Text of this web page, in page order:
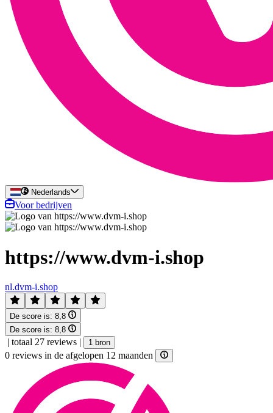
Nederlands
Voor bedrijven
https://www.dvm-i.shop
nl.dvm-i.shop
De score is: 8,8
De score is: 8,8
| totaal 27 reviews | 1 bron
0 reviews in de afgelopen 12 maanden